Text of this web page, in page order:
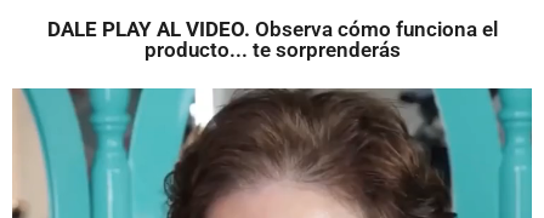
DALE PLAY AL VIDEO. Observa cómo funciona el
producto... te sorprenderás